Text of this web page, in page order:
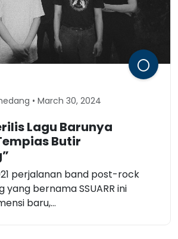
• March 30, 2024
Lagu Barunya
Butir
perjalanan band post-rock
yang bernama SSUARR ini
baru,...